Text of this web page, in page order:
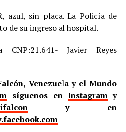
azul, sin placa. La Policía de
de su ingreso al hospital.
CNP:21.641- Javier Reyes
Venezuela y el Mundo
síguenos en Instagramy
y en